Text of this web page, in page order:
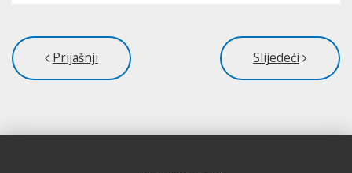
Prijašnji Slijedeći